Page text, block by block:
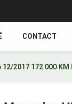
CONTACT
2017 172 000 KM